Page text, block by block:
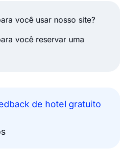
você usar nosso site?
você reservar uma
de hotel gratuito